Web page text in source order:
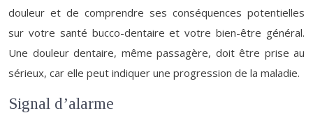
douleur et de comprendre ses conséquences potentielles
sur votre santé bucco-dentaire et votre bien-être général.
Une douleur dentaire, même passagère, doit être prise au
sérieux, car elle peut indiquer une progression de la maladie.
Signal d’alarme